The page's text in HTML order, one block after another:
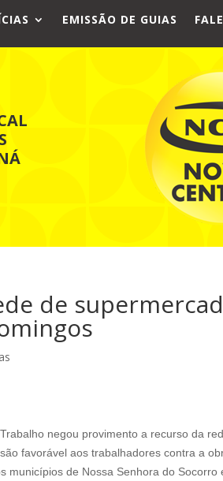
EMISSÃO DE GUIAS
de
negou provimento a recurso da
favorável aos trabalhadores contra a
municípios de Nossa Senhora do